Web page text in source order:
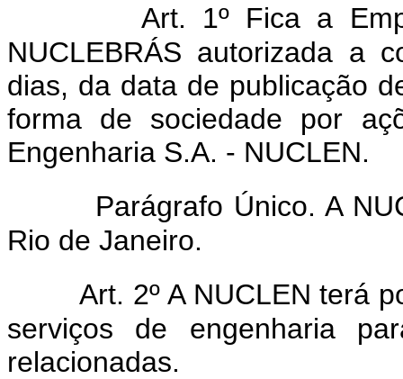
Art. 1º Fica a
NUCLEBRÁS autorizada a
dias, da data de publicação
forma de sociedade por
Engenharia S.A. - NUCLEN.
Parágrafo Único. A
Rio de Janeiro.
Art. 2º A NUCLEN terá
serviços de engenharia
relacionadas.